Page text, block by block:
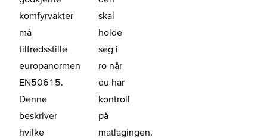
komfyrvakter
må
tilfredsstille
europanormen
EN50615.
Denne
beskriver
hvilke
skal
holde
seg i
ro når
du har
kontroll
på
matlagingen.